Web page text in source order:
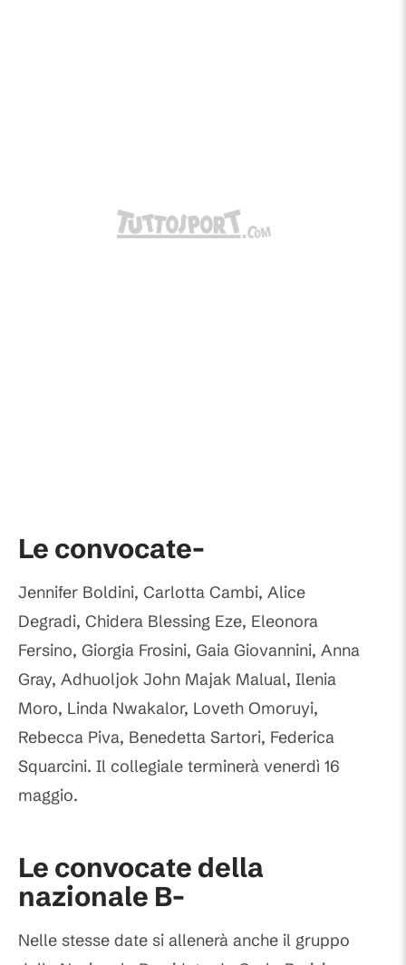
Le convocate-
Jennifer Boldini, Carlotta Cambi, Alice
Degradi, Chidera Blessing Eze, Eleonora
Fersino, Giorgia Frosini, Gaia Giovannini, Anna
Gray, Adhuoljok John Majak Malual, Ilenia
Moro, Linda Nwakalor, Loveth Omoruyi,
Rebecca Piva, Benedetta Sartori, Federica
Squarcini. Il collegiale terminerà venerdì 16
maggio.
Le convocate della
nazionale B-
Nelle stesse date si allenerà anche il gruppo